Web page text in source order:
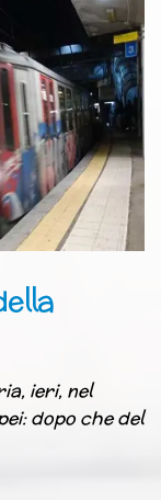
ieri, nel
dopo che del